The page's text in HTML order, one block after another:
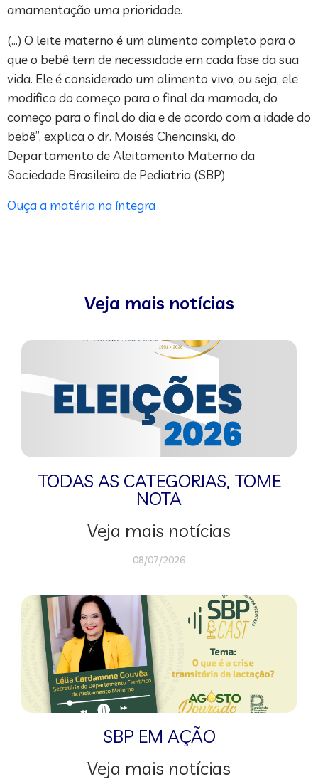
amamentação uma prioridade.
(…) O leite materno é um alimento completo para o
que o bebê tem de necessidade em cada fase da sua
vida. Ele é considerado um alimento vivo, ou seja, ele
modifica do começo para o final da mamada, do
começo para o final do dia e de acordo com a idade do
bebê”, explica o dr. Moisés Chencinski, do
Departamento de Aleitamento Materno da
Sociedade Brasileira de Pediatria (SBP)
Ouça a matéria na íntegra
Veja mais notícias
TODAS AS CATEGORIAS, TOME
NOTA
Veja mais notícias
08/07/2026
SBP EM AÇÃO
Veja mais notícias